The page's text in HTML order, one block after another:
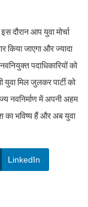
दौरान आप युवा मोर्चा
किया जाएगा और ज्यादा
पदाधिकारियों को
युवा मिल जुलकर पार्टी को
नवनिर्माण में अपनी अहम
का भविष्य हैं और अब युवा
LinkedIn